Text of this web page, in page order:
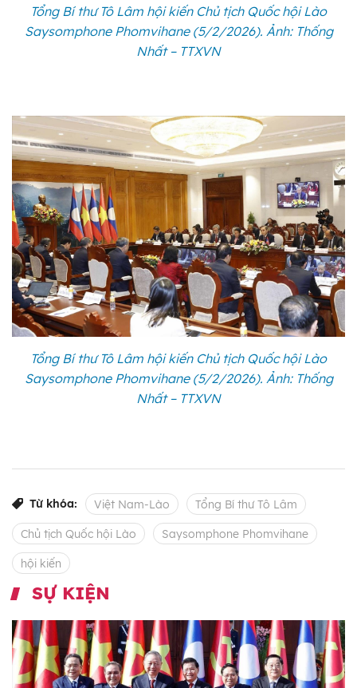
Tổng Bí thư Tô Lâm hội kiến Chủ tịch Quốc hội Lào
Saysomphone Phomvihane (5/2/2026). Ảnh: Thống
Nhất – TTXVN
Tổng Bí thư Tô Lâm hội kiến Chủ tịch Quốc hội Lào
Saysomphone Phomvihane (5/2/2026). Ảnh: Thống
Nhất – TTXVN
Từ khóa: Việt Nam-Lào Tổng Bí thư Tô Lâm
Chủ tịch Quốc hội Lào Saysomphone Phomvihane
hội kiến
SỰ KIỆN